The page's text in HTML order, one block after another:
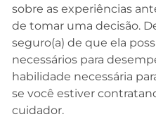
sobre as experiências
de tomar uma decisão.
seguro(a) de que ela
necessários para
habilidade necessária
se você estiver
cuidador.